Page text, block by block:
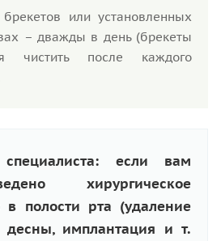
или установленных
– дважды в день (брекеты
чистить после каждого
специалиста: если вам
хирургическое
в полости рта (удаление
десны, имплантация и т.